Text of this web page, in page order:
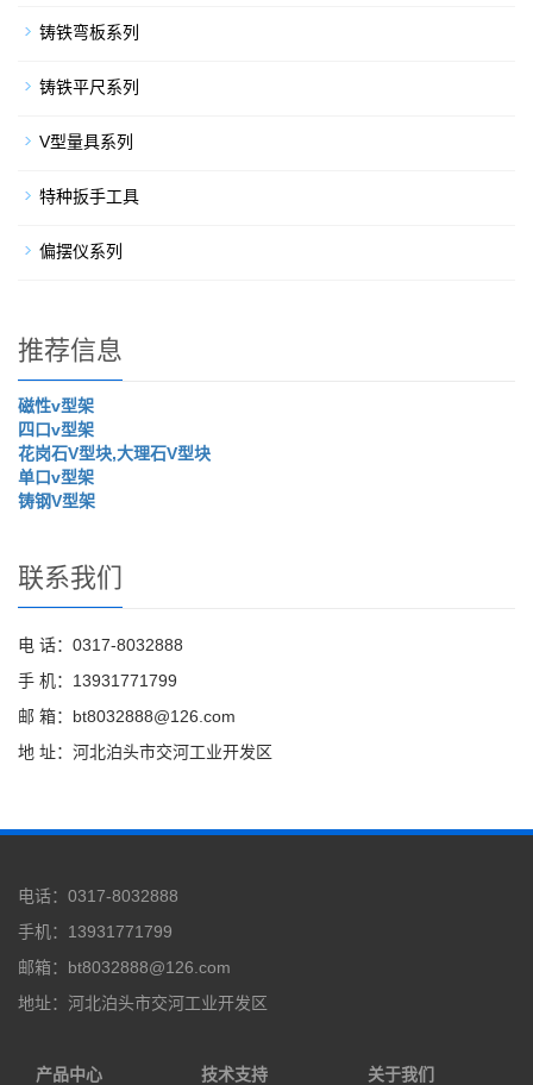
铸铁弯板系列
铸铁平尺系列
V型量具系列
特种扳手工具
偏摆仪系列
推荐信息
磁性v型架
四口v型架
花岗石V型块,大理石V型块
单口v型架
铸钢V型架
联系我们
电 话：0317-8032888
手 机：13931771799
邮 箱：bt8032888@126.com
地 址：河北泊头市交河工业开发区
电话：0317-8032888
手机：13931771799
邮箱：bt8032888@126.com
地址：河北泊头市交河工业开发区
产品中心 技术支持 关于我们